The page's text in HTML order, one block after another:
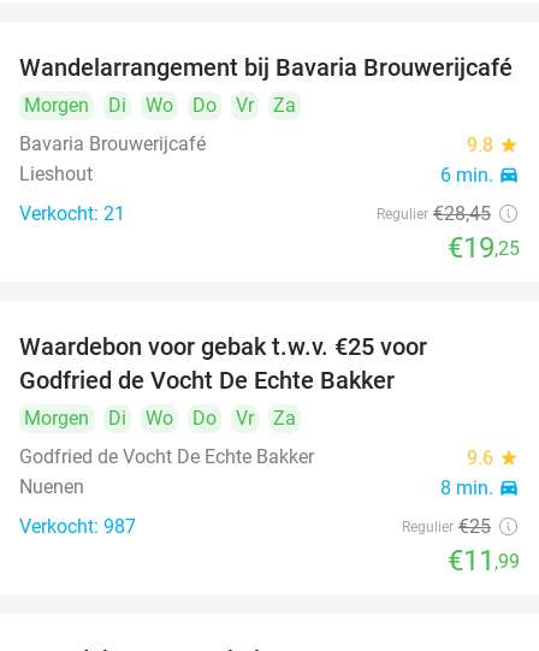
32%
Wandelarrangement bij Bavaria Brouwerijcafé
Morgen Di Wo Do Vr
Za
Bavaria Brouwerijcafé
9.8 star
Lieshout 6 min. directions_car
Verkocht: 21 Regulier €28,45
€19,25
Waardebon voor gebak t.w.v. €25 voor
Godfried de Vocht De Echte Bakker
Morgen Di Wo Do Vr
Za
Godfried de Vocht De Echte Bakker
9.6 star
Nuenen 8 min. directions_car
Verkocht: 987 Regulier €25
€11 ,99